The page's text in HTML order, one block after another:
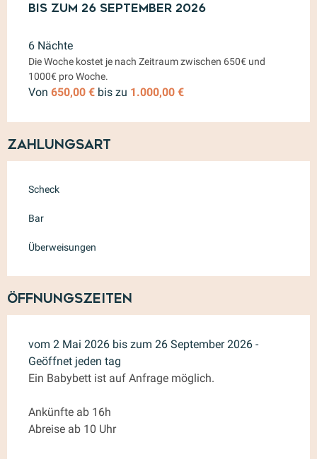
ab2 Mai 2026bis zum26 September 2026
Bis zum 26 September 2026
6 Nächte
Die Woche kostet je nach Zeitraum zwischen 650€ und
1000€ pro Woche.
Von 650,00 € bis zu 1.000,00 €
Zahlungsart
Scheck
Bar
Überweisungen
Öffnungszeiten
vom 2 Mai 2026 bis zum 26 September 2026 -
Geöffnet jeden tag
Ein Babybett ist auf Anfrage möglich.
Ankünfte ab 16h
Abreise ab 10 Uhr